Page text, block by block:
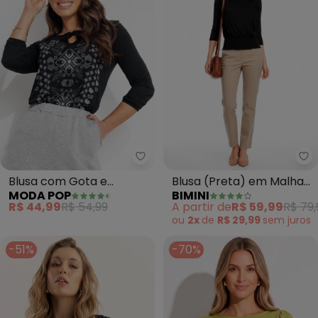
Moda Pop - Blusa com Gota e
Blusa com Gota e
Amarração Frontal
(Preta)
MODA POP
R$ 44,99R$ 54,99
Blusa (Preta) em Malha
de Viscose
BIMINI
A partir deR$ 59,99R$
ou 2x de R$ 29,99 sem juros
-51% -70%